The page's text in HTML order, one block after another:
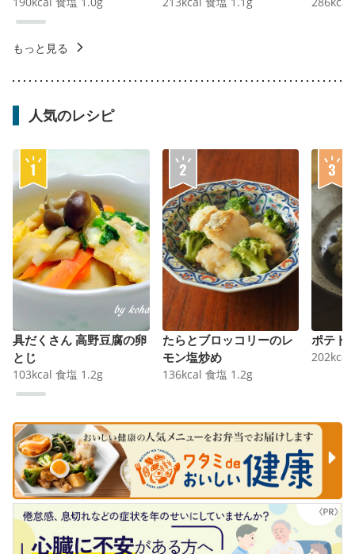
もっと見る
人気のレシピ
具だくさん 高野豆腐の卵
とじ
103kcal 食塩 1.2g
たらとブロッコリーのレ
モン塩炒め
136kcal 食塩 1.2g
ポテト
202kcal